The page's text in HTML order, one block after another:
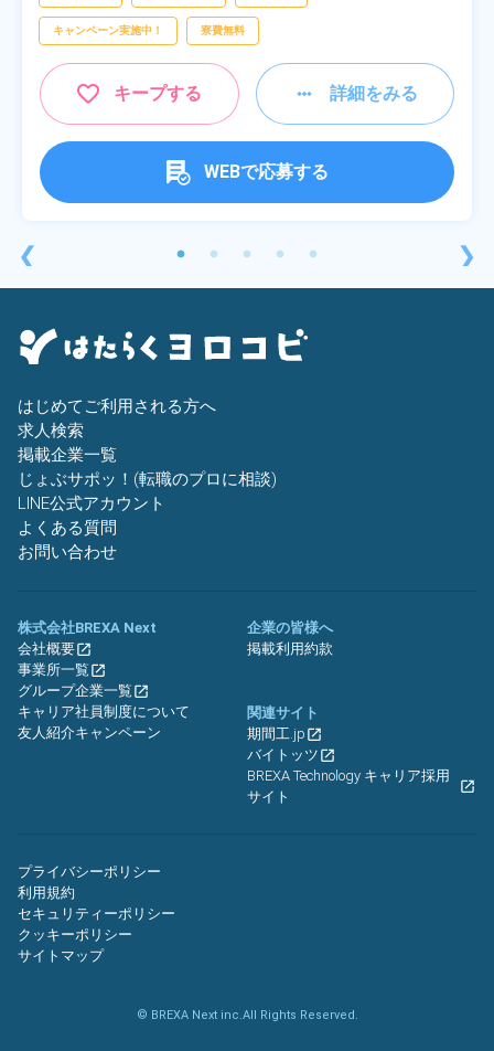
❮
キャンペーン実施中！ 寮費無料
キープする 詳細をみる
WEBで応募する
❯
はじめてご利用される方へ
求人検索
掲載企業一覧
じょぶサポッ！(転職のプロに相談)
LINE公式アカウント
よくある質問
お問い合わせ
株式会社BREXA Next
会社概要
事業所一覧
グループ企業一覧
キャリア社員制度について
友人紹介キャンペーン
企業の皆様へ
掲載利用約款
関連サイト
期間工.jp
バイトッツ
BREXA Technology キャリア採用
サイト
プライバシーポリシー
利用規約
セキュリティーポリシー
クッキーポリシー
サイトマップ
© BREXA Next inc.All Rights Reserved.